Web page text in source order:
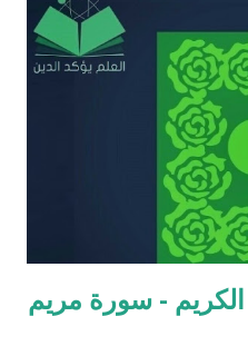
/ الذاريات : 49 وَمِنْ كُلِّ الثَّمَرَاتِ جَعَلَ فِيهَا زَوْجَيْنِ
جَاءَ أَمْرُنَا وَفَارَ التَّنُّورُ قُلْنَا احْمِلْ فِيهَا مِنْ كُلٍّ
و اذا طبقنا هذه الآبات وجدنا فيها شيئاً من
- سورة مريم